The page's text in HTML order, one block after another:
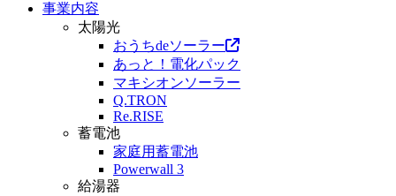
事業内容
太陽光
おうちdeソーラー
あっと！電化パック
マキシオンソーラー
Q.TRON
Re.RISE
蓄電池
家庭用蓄電池
Powerwall 3
給湯器